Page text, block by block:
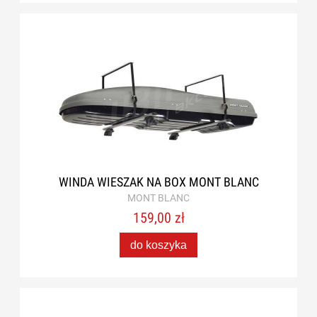
WINDA WIESZAK NA BOX MONT BLANC
MONT BLANC
159,00 zł
do koszyka